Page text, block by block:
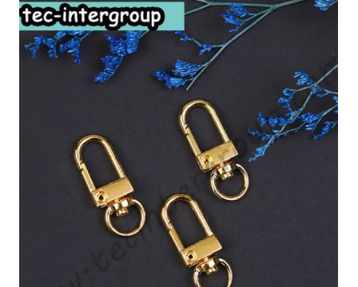
Best
Special
Now